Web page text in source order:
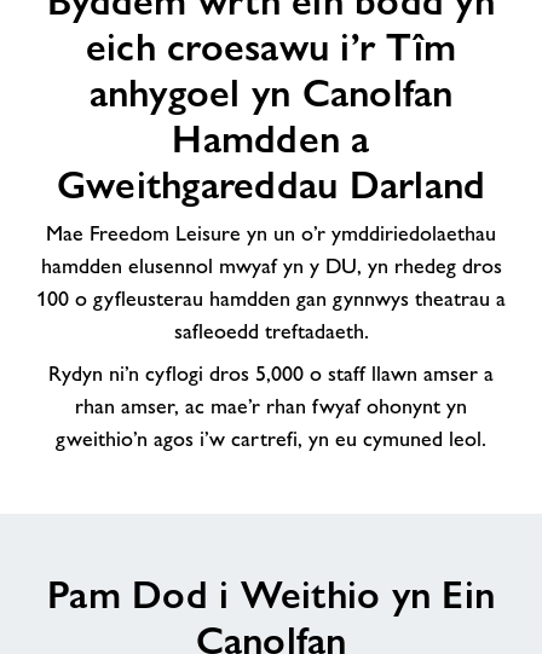
ein
Tîm
anhygoel
yn
Hamdden
Gweithgareddau
Darland
eich croesawu i’r Tîm
anhygoel yn Canolfan
Hamdden a
Gweithgareddau Darland
Mae Freedom Leisure yn un o’r ymddiriedolaethau
hamdden elusennol mwyaf yn y DU, yn rhedeg dros
100 o gyfleusterau hamdden gan gynnwys theatrau a
safleoedd treftadaeth.
Rydyn ni’n cyflogi dros 5,000 o staff llawn amser a
rhan amser, ac mae’r rhan fwyaf ohonynt yn
gweithio’n agos i’w cartrefi, yn eu cymuned leol.
Pam Dod i Weithio yn Ein
Canolfan